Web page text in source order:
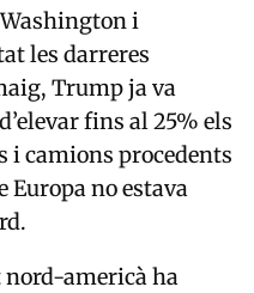
i
les darreres
Trump ja va
fins al 25% els
i camions procedents
Europa no estava
americà ha